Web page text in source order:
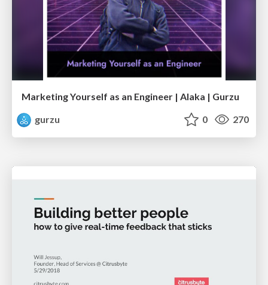
Marketing Yourself as an Engineer | Alaka | Gurzu
gurzu
0 270